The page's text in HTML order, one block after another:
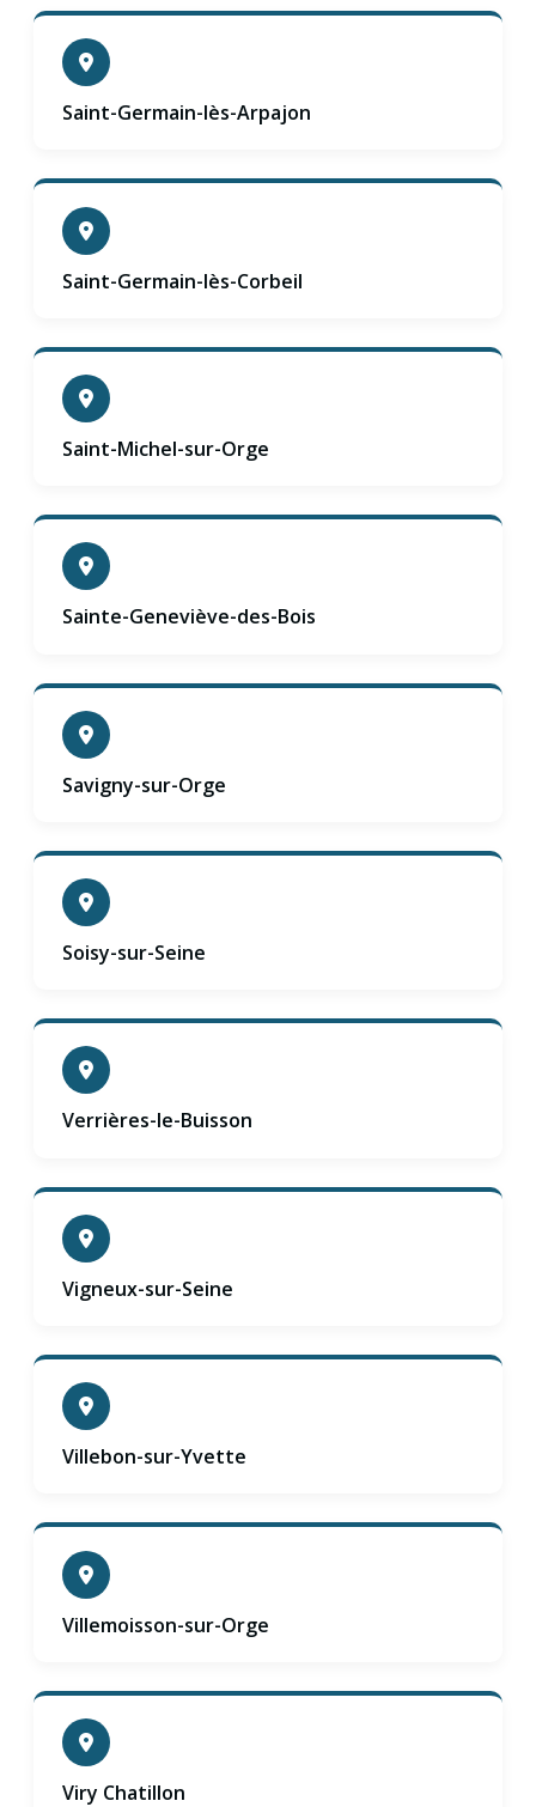
Saint-Germain-lès-Arpajon
Saint-Germain-lès-Corbeil
Saint-Michel-sur-Orge
Sainte-Geneviève-des-Bois
Savigny-sur-Orge
Soisy-sur-Seine
Verrières-le-Buisson
Vigneux-sur-Seine
Villebon-sur-Yvette
Villemoisson-sur-Orge
Viry Chatillon